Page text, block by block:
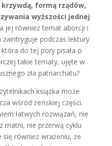
krzywdą, formą rządów,
wyższości jednej
jej również temat aborcji i
zaintryguje podczas lektury
do tej pory pisała o
takie tematy, ujęte w
zła patriarchatu?
książka może
wśród żeńskiej części.
łatwych rozwiązań, nie
matni, nie przerwą cyklu
również wrażeniu, że